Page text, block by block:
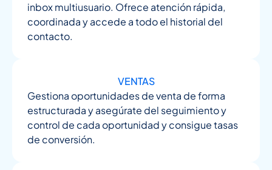
inbox multiusuario. Ofrece atención rápida,
coordinada y accede a todo el historial del
contacto.
VENTAS
Gestiona oportunidades de venta de forma
estructurada y asegúrate del seguimiento y
control de cada oportunidad y consigue tasas
de conversión.